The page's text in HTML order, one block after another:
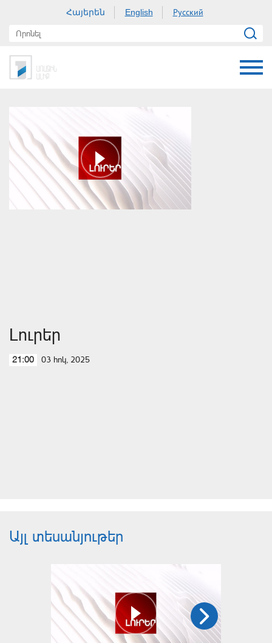
Հայերեն English Русский
Լուրեր
21:00 03 հոկ, 2025
Այլ տեսանյութեր